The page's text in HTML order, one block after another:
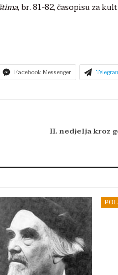
, br. 81-82, časopisu za
Facebook Messenger
II. nedjelja kroz